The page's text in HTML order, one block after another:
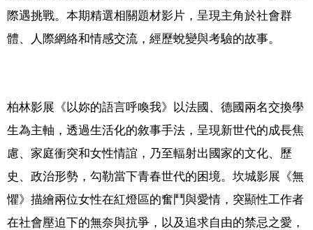
際遇挑戰。本期精選相關題材影片，呈現主角於社會群
體、人際網絡和情感交流，經歷蛻變與考驗的故事。
柏林影展《以妳的語言呼喚我》以法國、德國兩名交換學
生為主軸，透過生活化的敘事手法，呈現新世代的成長焦
慮、家庭衝突和女性情誼，乃至輻射出國家的文化、歷
史、政治形勢，勾勒當下青春世代的困境。坎城影展《無
懼》描繪兩位女性在紅燈區的奮鬥與愛情，突顯性工作者
在社會壓迫下的無奈與抗爭，以及追求自由的禁忌之愛，